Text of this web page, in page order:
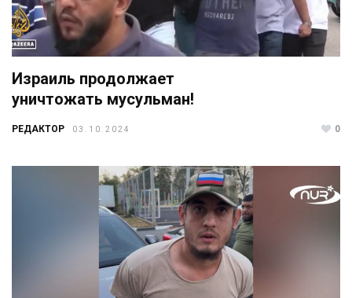
Израиль продолжает
уничтожать мусульман!
РЕДАКТОР 03.10.2024 0